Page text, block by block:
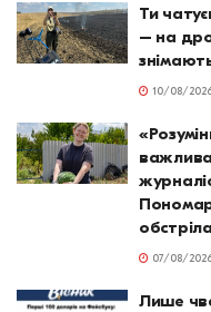
Ти
– на
10/08/
07/08/
Лише